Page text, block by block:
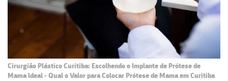
Cirurgião Plástico Curitiba: Escolhendo o Implante de Prótese de
Mama Ideal - Qual o Valor para Colocar Prótese de Mama em Curitiba